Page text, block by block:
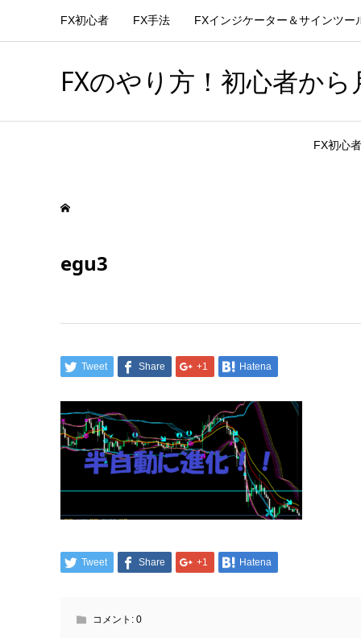
FX初心者 FX手法 FXインジケーター＆サインツー
FXのやり方！初心者か
FX初心者
egu3
Tweet Share +1 Hatena
Tweet Share +1 Hatena
コメント: 0